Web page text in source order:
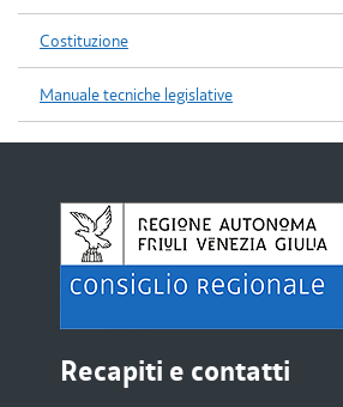
Costituzione
Manuale tecniche legislative
Recapiti e contatti